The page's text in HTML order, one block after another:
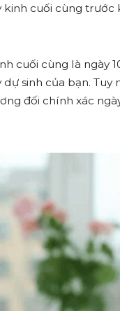
kinh cuối cùng trước
cuối cùng là ngày
dự sinh của bạn.
đối chính xác